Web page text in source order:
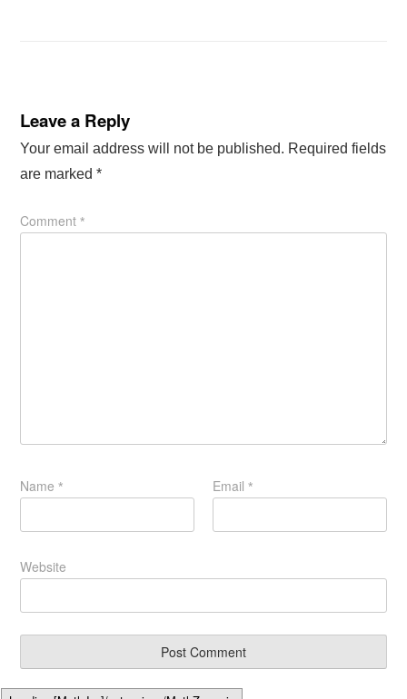
Leave a Reply
Your email address will not be published. Required fields
are marked*
Comment*
Name* Email*
Website